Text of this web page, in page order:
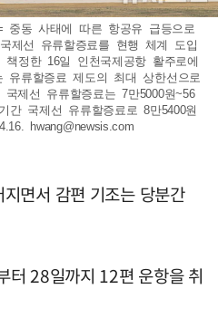
중동 사태에 따른 항공유 급등으로
제선 유류할증료를 현행 체계 도입
정한 16일 인천국제공항 활주로에
유류할증료 제도의 최대 상한선으로
제선 유류할증료는 7만5000원~56
간 국제선 유류할증료로 8만5400원
hwang@newsis.com
면서 감편 기조는 당분간
터 28일까지 12편 운항을 취